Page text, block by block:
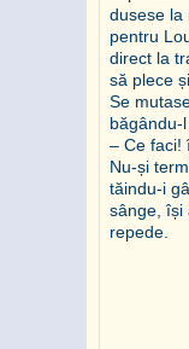
dusese la
pentru
direct la
să plece
Se
băgându-
– Ce faci!
Nu-și
tăindu-i
sânge, își
repede.